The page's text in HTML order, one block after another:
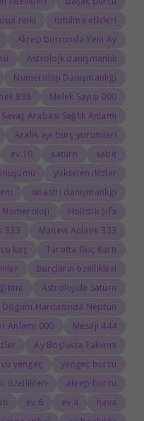
tutulma etkileri
usui reiki
Akrep burcunda Yeni Ay
Astrolojk danışmanlık
Numeroloji Danışmanlığı
000 Melek Sayısı
888 Görmek
Savaş Arabası Sağlık Anlamı
Aralık ayı burç yorumları
sabit
satürn
10.ev
yükselen ikizler
sinastri danışmanlığı
Holistik Şifa
Numeroloji
333 Manevi Anlamı
333 Mesajı
Tarotta Güç Kartı
koç
burçların özellikleri
Astrolojide Satürn
Doğum Haritasında Neptün
444 Mesajı
000 Kariyer Anlamı
Ay Boşlukta Takvimi
yengeç burcu
yengeç
akrep burcu
özellikleri
hava
4.ev
6.ev